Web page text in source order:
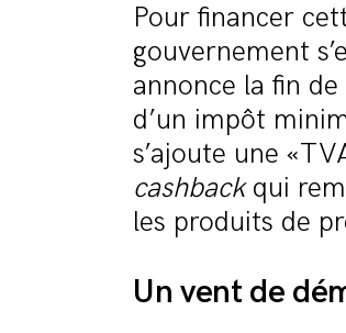
Pour financer
gouvernement
annonce la fin
d’un impôt
s’ajoute une
cashbackqui
les produits de
Un vent de